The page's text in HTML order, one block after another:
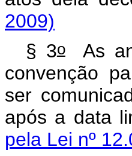
2009)
§ 3oAs
convenção
ser
após a data
pela Lei nº